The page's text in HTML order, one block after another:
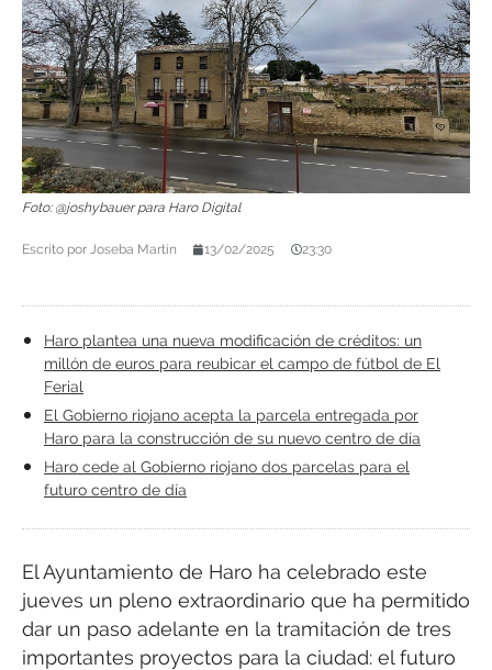
Foto: @joshybauer para Haro Digital
Escrito por Joseba Martín 13/02/2025 23:30
Haro plantea una nueva modificación de créditos: un
millón de euros para reubicar el campo de fútbol de El
Ferial
El Gobierno riojano acepta la parcela entregada por
Haro para la construcción de su nuevo centro de día
Haro cede al Gobierno riojano dos parcelas para el
futuro centro de día
El Ayuntamiento de Haro ha celebrado este
jueves un pleno extraordinario que ha permitido
dar un paso adelante en la tramitación de tres
importantes proyectos para la ciudad: el futuro